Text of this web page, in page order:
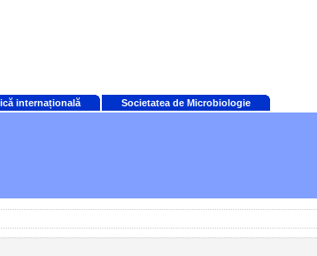
internațională Societatea de Microbiologie